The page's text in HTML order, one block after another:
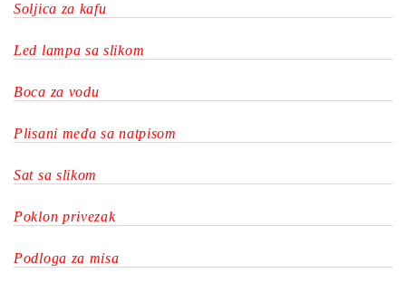
Soljica za kafu
Led lampa sa slikom
Boca za vodu
Plisani meda sa natpisom
Sat sa slikom
Poklon privezak
Podloga za misa